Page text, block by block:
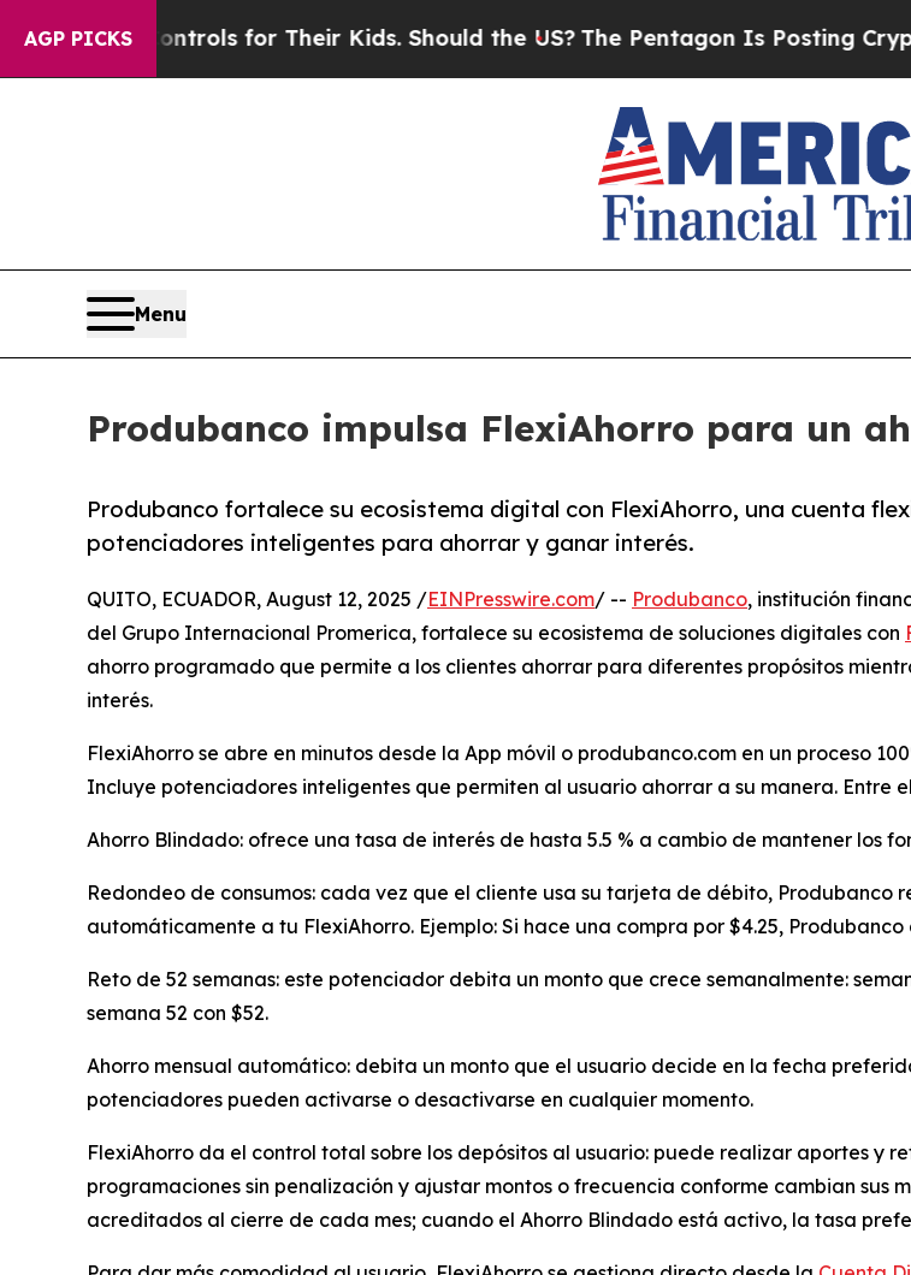
AGP PICKS
Controls for Their Kids. Should the US? The Pentagon Is Posting Cryptic
Menu
Produbanco impulsa FlexiAhorro para un
Produbanco fortalece su ecosistema digital con FlexiAhorro, una cuenta
potenciadores inteligentes para ahorrar y ganar interés.
QUITO, ECUADOR, August 12, 2025 /EINPresswire.com/ -- Produbanco, institución
del Grupo Internacional Promerica, fortalece su ecosistema de soluciones digitales con
ahorro programado que permite a los clientes ahorrar para diferentes propósitos
interés.
FlexiAhorro se abre en minutos desde la App móvil o produbanco.com en un proceso
Incluye potenciadores inteligentes que permiten al usuario ahorrar a su manera. Entre
Ahorro Blindado: ofrece una tasa de interés de hasta 5.5 % a cambio de mantener los
Redondeo de consumos: cada vez que el cliente usa su tarjeta de débito, Produbanco
automáticamente a tu FlexiAhorro. Ejemplo: Si hace una compra por $4.25,
Reto de 52 semanas: este potenciador debita un monto que crece semanalmente:
semana 52 con $52.
Ahorro mensual automático: debita un monto que el usuario decide en la fecha
potenciadores pueden activarse o desactivarse en cualquier momento.
FlexiAhorro da el control total sobre los depósitos al usuario: puede realizar aportes y
programaciones sin penalización y ajustar montos o frecuencia conforme cambian sus
acreditados al cierre de cada mes; cuando el Ahorro Blindado está activo, la tasa